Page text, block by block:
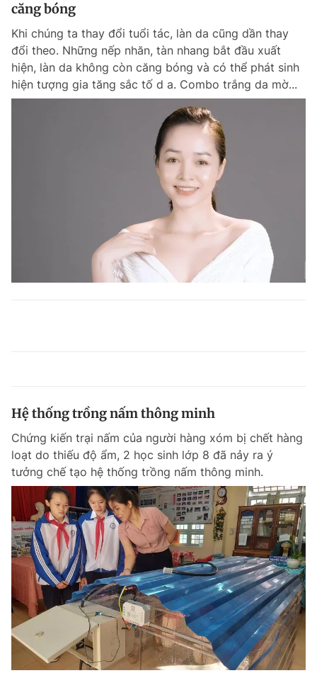
căng bóng
Khi chúng ta thay đổi tuổi tác, làn da cũng dần thay
đổi theo. Những nếp nhăn, tàn nhang bắt đầu xuất
hiện, làn da không còn căng bóng và có thể phát sinh
hiện tượng gia tăng sắc tố d a. Combo trắng da mờ...
Hệ thống trồng nấm thông minh
Chứng kiến trại nấm của người hàng xóm bị chết hàng
loạt do thiếu độ ẩm, 2 học sinh lớp 8 đã nảy ra ý
tưởng chế tạo hệ thống trồng nấm thông minh.